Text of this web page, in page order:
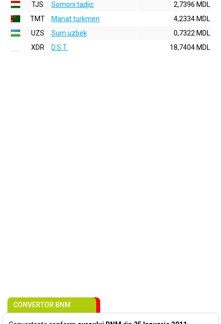
TJS
Somoni tadjic
2,7396 MDL
TMT
Manat turkmen
4,2334 MDL
UZS
Sum uzbek
0,7322 MDL
XDR
D.S.T. 18,7404 MDL
CONVERTOR BNM